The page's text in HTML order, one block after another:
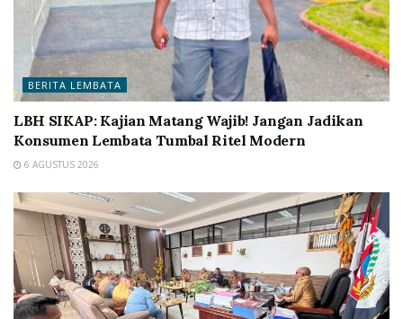
BERITA LEMBATA
LBH SIKAP: Kajian Matang Wajib! Jangan Jadikan
Konsumen Lembata Tumbal Ritel Modern
6 AGUSTUS 2026